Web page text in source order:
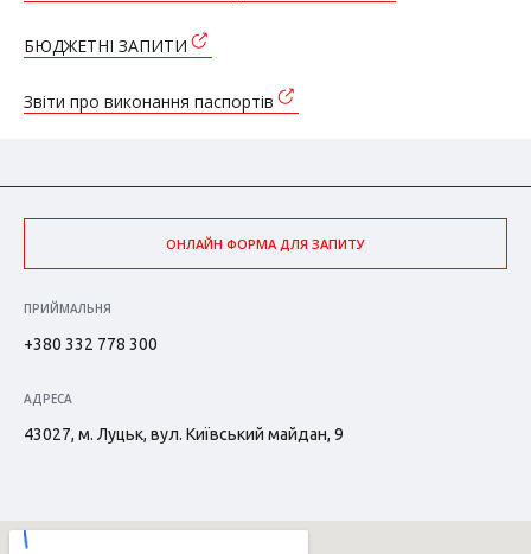
БЮДЖЕТНІ ЗАПИТИ
Звіти про виконання паспортів
ОНЛАЙН ФОРМА ДЛЯ ЗАПИТУ
ПРИЙМАЛЬНЯ
+380 332 778 300
АДРЕСА
43027, м. Луцьк, вул. Київський майдан, 9